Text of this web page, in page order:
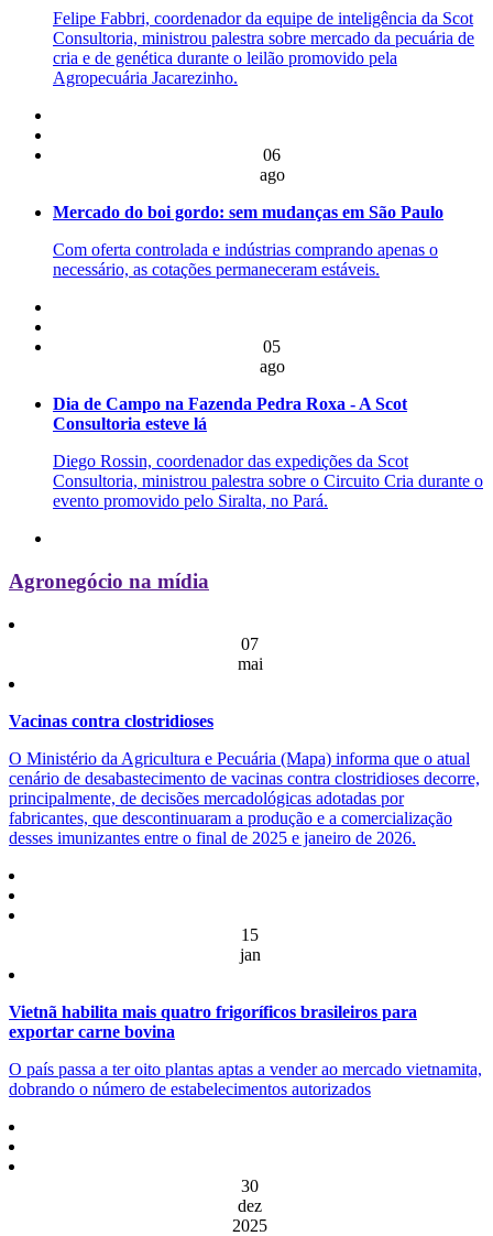
Felipe Fabbri, coordenador da equipe de inteligência da Scot
Consultoria, ministrou palestra sobre mercado da pecuária de
cria e de genética durante o leilão promovido pela
Agropecuária Jacarezinho.
06
ago
Mercado do boi gordo: sem mudanças em São Paulo
Com oferta controlada e indústrias comprando apenas o
necessário, as cotações permaneceram estáveis.
05
ago
Dia de Campo na Fazenda Pedra Roxa - A Scot
Consultoria esteve lá
Diego Rossin, coordenador das expedições da Scot
Consultoria, ministrou palestra sobre o Circuito Cria durante o
evento promovido pelo Siralta, no Pará.
Agronegócio na mídia
07
mai
Vacinas contra clostridioses
O Ministério da Agricultura e Pecuária (Mapa) informa que o atual
cenário de desabastecimento de vacinas contra clostridioses decorre,
principalmente, de decisões mercadológicas adotadas por
fabricantes, que descontinuaram a produção e a comercialização
desses imunizantes entre o final de 2025 e janeiro de 2026.
15
jan
Vietnã habilita mais quatro frigoríficos brasileiros para
exportar carne bovina
O país passa a ter oito plantas aptas a vender ao mercado vietnamita,
dobrando o número de estabelecimentos autorizados
30
dez
2025